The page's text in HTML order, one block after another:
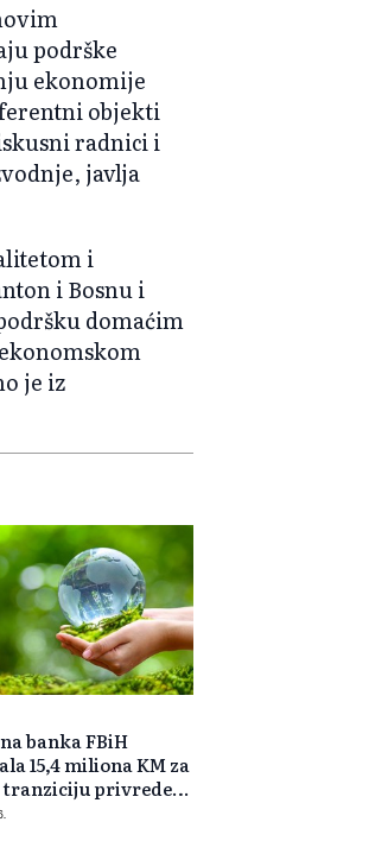
podrške
ekonomije
objekti
radnici i
javlja
i
i Bosnu i
domaćim
je iz
banka FBiH
15,4 miliona KM za
tranziciju privrede